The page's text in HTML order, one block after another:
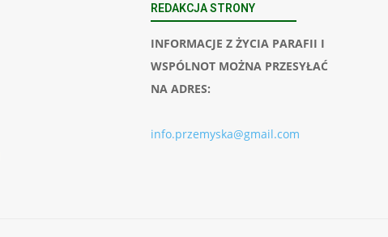
REDAKCJA STRONY
INFORMACJE Z ŻYCIA PARAFII I
WSPÓLNOT MOŻNA PRZESYŁAĆ
NA ADRES:
info.przemyska@gmail.com